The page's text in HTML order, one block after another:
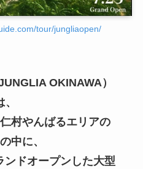
tour/jungliaopen/
OKINAWA）
、
村やんばるエリアの
中に、
ンドオープンした大型